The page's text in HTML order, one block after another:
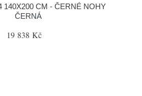
140X200 CM - ČERNÉ NOHY
ČERNÁ
19 838 Kč